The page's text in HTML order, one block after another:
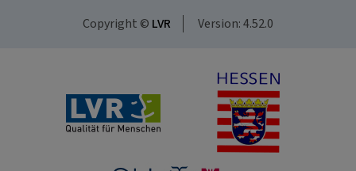
Copyright © LVR Version: 4.52.0